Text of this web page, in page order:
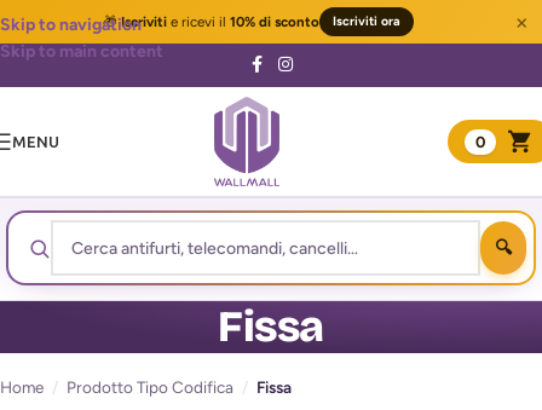
🎁Iscrivitie ricevi il 10% di sconto Iscriviti ora ×
Skip to navigation
Skip to main content
MENU 0
Fissa
Home / Prodotto Tipo Codifica / Fissa